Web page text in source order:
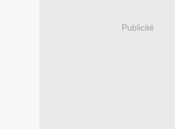
Publicité